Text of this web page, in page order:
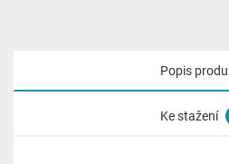
Popis
Ke stažení